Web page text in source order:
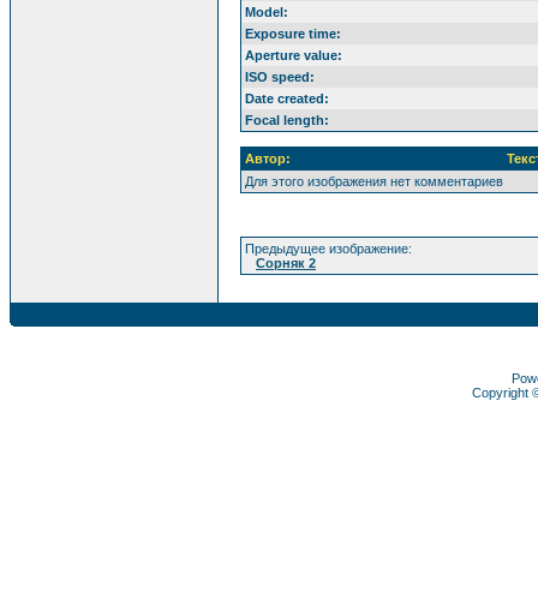
Model:
Exposure time:
Aperture value:
ISO speed:
Date created:
Focal length:
Автор:
Для этого изображения нет комментариев
Предыдущее изображение:
Сорняк 2
Copyright